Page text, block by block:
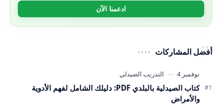
ادعمنا الآن
أفضل المشاركات
كتاب الصيدلية بالبلدي PDF: دليلك الشامل لفهم الأدوية
والأمراض